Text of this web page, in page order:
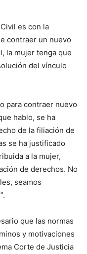
es con la
contraer un nuevo
la mujer tenga que
del vínculo
para contraer nuevo
hablo, se ha
de la filiación de
se ha justificado
a la mujer,
de derechos. No
seamos
que las normas
y motivaciones
Corte de Justicia